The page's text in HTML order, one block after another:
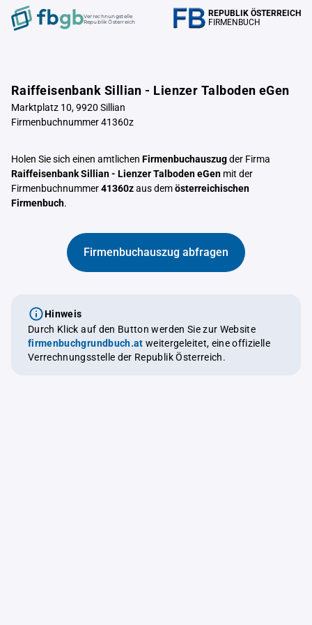
Verrechnungstelle
Republik Österreich
REPUBLIK ÖSTERREICH
FIRMENBUCH
Raiffeisenbank Sillian - Lienzer Talboden eGen
Marktplatz 10, 9920 Sillian
Firmenbuchnummer 41360z
Holen Sie sich einen amtlichen Firmenbuchauszugder Firma
Raiffeisenbank Sillian - Lienzer Talboden eGen mit der
Firmenbuchnummer41360zaus demösterreichischen
Firmenbuch.
Firmenbuchauszug abfragen
Hinweis
Durch Klick auf den Button werden Sie zur Website
firmenbuchgrundbuch.at weitergeleitet, eine offizielle
Verrechnungsstelle der Republik Österreich.